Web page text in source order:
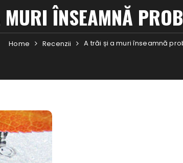
ÎNSEAMNĂ
Home Recenzii A trăi și a muri înseamnă